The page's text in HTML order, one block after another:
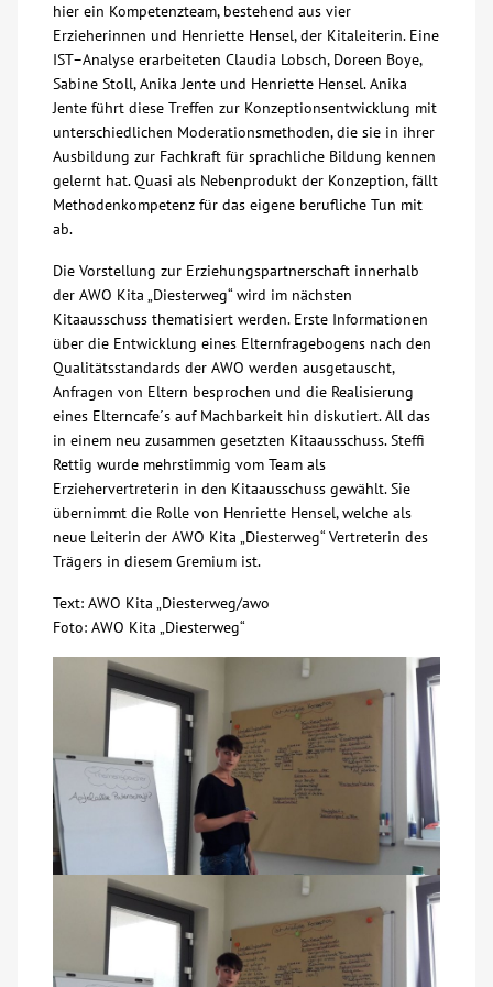
hier ein Kompetenzteam, bestehend aus vier
Erzieherinnen und Henriette Hensel, der Kitaleiterin. Eine
IST–Analyse erarbeiteten Claudia Lobsch, Doreen Boye,
Sabine Stoll, Anika Jente und Henriette Hensel. Anika
Jente führt diese Treffen zur Konzeptionsentwicklung mit
unterschiedlichen Moderationsmethoden, die sie in ihrer
Ausbildung zur Fachkraft für sprachliche Bildung kennen
gelernt hat. Quasi als Nebenprodukt der Konzeption, fällt
Methodenkompetenz für das eigene berufliche Tun mit
ab.
Die Vorstellung zur Erziehungspartnerschaft innerhalb
der AWO Kita „Diesterweg“ wird im nächsten
Kitaausschuss thematisiert werden. Erste Informationen
über die Entwicklung eines Elternfragebogens nach den
Qualitätsstandards der AWO werden ausgetauscht,
Anfragen von Eltern besprochen und die Realisierung
eines Elterncafe´s auf Machbarkeit hin diskutiert. All das
in einem neu zusammen gesetzten Kitaausschuss. Steffi
Rettig wurde mehrstimmig vom Team als
Erziehervertreterin in den Kitaausschuss gewählt. Sie
übernimmt die Rolle von Henriette Hensel, welche als
neue Leiterin der AWO Kita „Diesterweg“ Vertreterin des
Trägers in diesem Gremium ist.
Text: AWO Kita „Diesterweg/awo
Foto: AWO Kita „Diesterweg“